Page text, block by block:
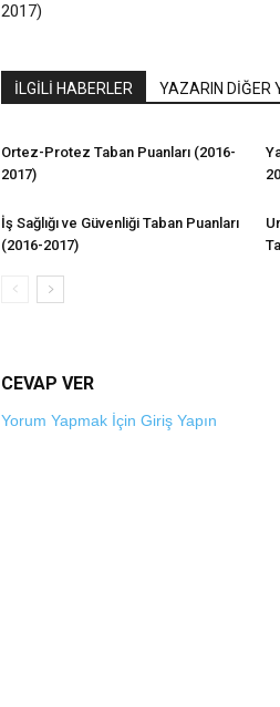
2017)
İLGİLİ HABERLER YAZARIN DİĞER
Ortez-Protez Taban Puanları (2016-
2017)
İş Sağlığı ve Güvenliği Taban Puanları
(2016-2017)
CEVAP VER
Yorum Yapmak İçin Giriş Yapın